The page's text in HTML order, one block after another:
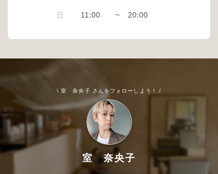
日 11:00 ~ 20:00
\ 室 奈央子 さんをフォローしよう！ /
室 奈央子